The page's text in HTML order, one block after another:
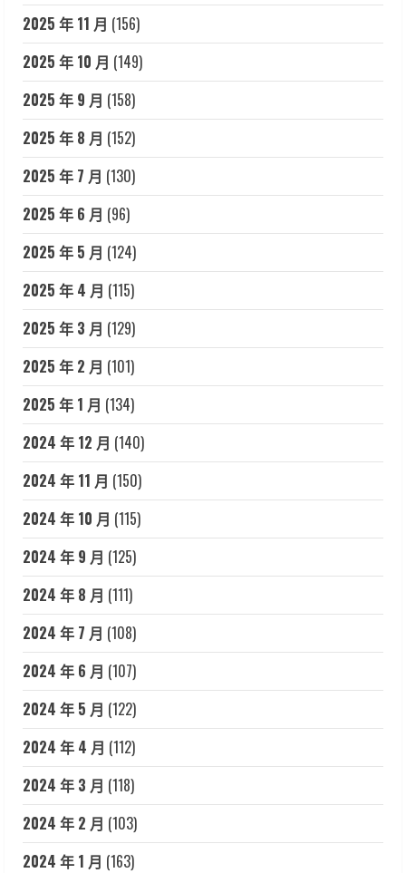
2025 年 11 月 (156)
2025 年 10 月 (149)
2025 年 9 月 (158)
2025 年 8 月 (152)
2025 年 7 月 (130)
2025 年 6 月 (96)
2025 年 5 月 (124)
2025 年 4 月 (115)
2025 年 3 月 (129)
2025 年 2 月 (101)
2025 年 1 月 (134)
2024 年 12 月 (140)
2024 年 11 月 (150)
2024 年 10 月 (115)
2024 年 9 月 (125)
2024 年 8 月 (111)
2024 年 7 月 (108)
2024 年 6 月 (107)
2024 年 5 月 (122)
2024 年 4 月 (112)
2024 年 3 月 (118)
2024 年 2 月 (103)
2024 年 1 月 (163)